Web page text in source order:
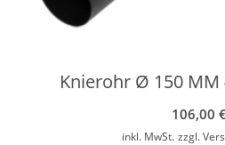
Knierohr Ø 150 MM
106,00
inkl. MwSt. zzgl.